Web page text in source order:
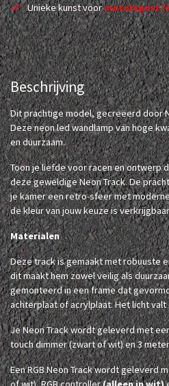
Unieke kunst voormotorsport
Beschrijving
Dit prachtige model, gecreëerd door
Deze neon led wandlamp van hoge
en duurzaam.
Toon je liefde voor racen en ontwerp
deze geweldige Neon Track. De
je kamer een retro-sfeer met
de kleur van jouw keuze is
Materialen
Deze track is gemaakt met robuuste
dit maakt hem zowel veilig als
gemonteerd in een frame dat
achterplaat of acrylplaat. Het licht valt
Je Neon Track wordt geleverd met
touch dimmer (zwart of wit) en 3
Een RGB Neon Track wordt geleverd